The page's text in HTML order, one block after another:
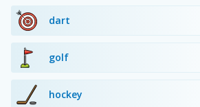
dart
golf
hockey